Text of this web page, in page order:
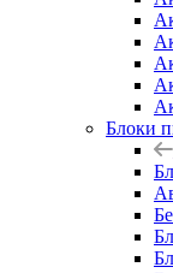
Блоки